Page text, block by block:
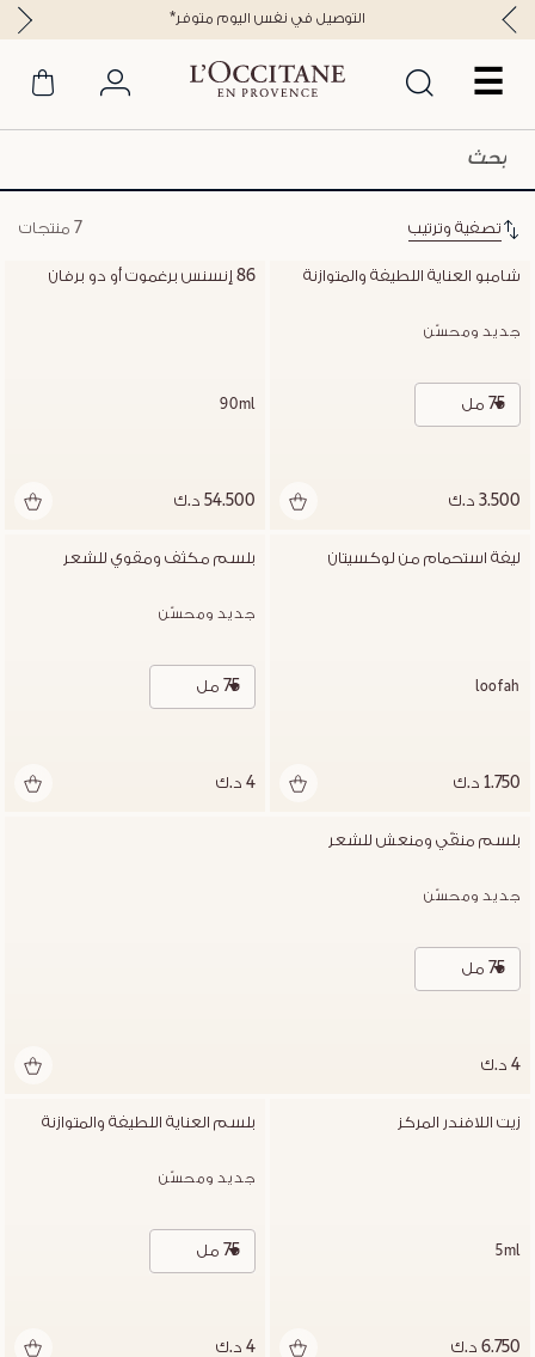
☰
*التوصيل في نفس اليوم متوفر
تصفية وترتيب 7 منتجات
شامبو العناية اللطيفة والمتوازنة
جديد ومحسّن
75 مل
3.500 د.ك
86 إنسنس برغموت أو دو برفان
90ml
54.500 د.ك
ليفة استحمام من لوكسيتان
loofah
1.750 د.ك
بلسم مكثف ومقوي للشعر
جديد ومحسّن
75 مل
4 د.ك
بلسم منقّي ومنعش للشعر
جديد ومحسّن
75 مل
4 د.ك
زيت اللافندر المركز
5ml
6.750 د.ك
بلسم العناية اللطيفة والمتوازنة
جديد ومحسّن
75 مل
4 د.ك